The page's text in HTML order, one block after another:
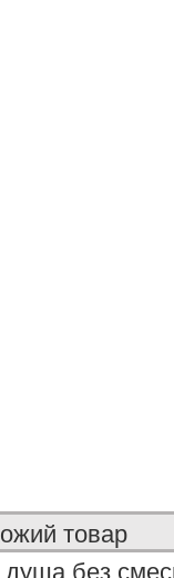
товар
без